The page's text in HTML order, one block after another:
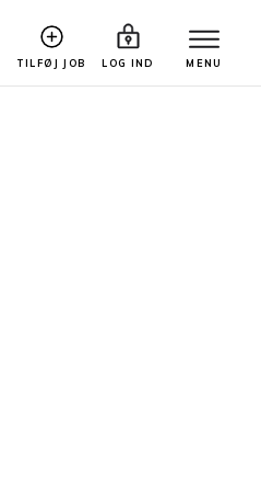
TILFØJ JOB LOG IND MENU